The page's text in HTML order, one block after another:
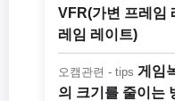
VFR(가변 프레임
레임 레이트)
오캠관련 - tips 게임
의 크기를 줄이는